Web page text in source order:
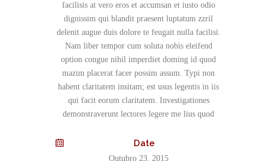
facilisis at vero eros et accumsan et iusto odio
dignissim qui blandit praesent luptatum zzril
delenit augue duis dolore te feugait nulla facilisi.
Nam liber tempor cum soluta nobis eleifend
option congue nihil imperdiet doming id quod
mazim placerat facer possim assum. Typi non
habent claritatem insitam; est usus legentis in iis
qui facit eorum claritatem. Investigationes
demonstraverunt lectores legere me lius quod
Date
Outubro 23, 2015